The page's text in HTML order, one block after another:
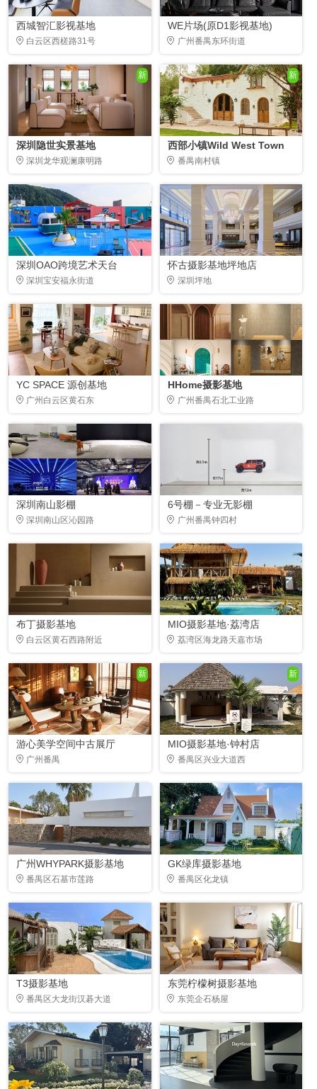
西城智汇影视基地
白云区西槎路31号
WE片场(原D1影视基地)
广州番禺东环街道
新
深圳隐世实景基地
深圳龙华观澜康明路
新
西部小镇Wild West Town
番禺南村镇
深圳OAO跨境艺术天台
深圳宝安福永街道
怀古摄影基地坪地店
深圳坪地
YC SPACE 源创基地
广州白云区黄石东
HHome摄影基地
广州番禺石北工业路
深圳南山影棚
深圳南山区沁园路
6号棚－专业无影棚
广州番禺钟四村
布丁摄影基地
白云区黄石西路附近
MIO摄影基地·荔湾店
荔湾区海龙路天嘉市场
新
游心美学空间中古展厅
广州番禺
新
MIO摄影基地·钟村店
番禺区兴业大道西
广州WHYPARK摄影基地
番禺区石基市莲路
GK绿库摄影基地
番禺区化龙镇
T3摄影基地
番禺区大龙街汉碁大道
东莞柠檬树摄影基地
东莞企石杨屋